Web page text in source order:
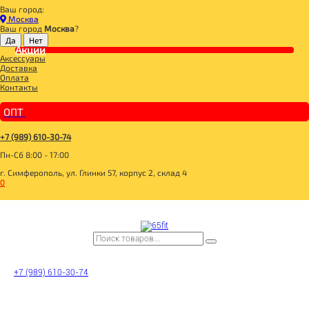
Ваш город:
Москва
Ваш город Москва?
Акции
Аксессуары
Доставка
Оплата
Контакты
ОПТ
+7 (989) 610-30-74
Пн-Сб 8:00 - 17:00
г. Симферополь, ул. Глинки 57, корпус 2, склад 4
0
+7 (989) 610-30-74
Главная
BOMBBAR, CHIKALAB, SNAQ FABRIQ
BOMBBAR Печенье низкокалорийное
BOMBBAR Печенье неглазированное "Апельсин-Имбирь" 40г